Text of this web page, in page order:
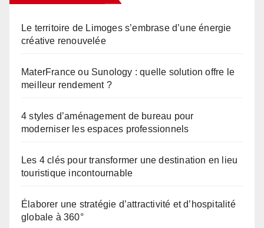
Le territoire de Limoges s’embrase d’une énergie
créative renouvelée
MaterFrance ou Sunology : quelle solution offre le
meilleur rendement ?
4 styles d’aménagement de bureau pour
moderniser les espaces professionnels
Les 4 clés pour transformer une destination en lieu
touristique incontournable
Élaborer une stratégie d’attractivité et d’hospitalité
globale à 360°